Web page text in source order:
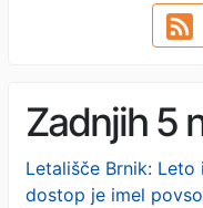
Zadnjih 5
Letališče Brnik:
dostop je imel